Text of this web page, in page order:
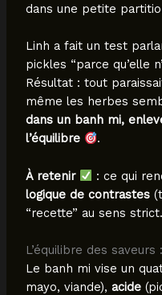
dans une petite
Linh a fait un test
pickles “parce qu’elle
Résultat : tout
même les herbes
dans un banh mi,
l’équilibre
.
À retenir : ce qui
logique de contrastes
“recette” au sens strict.
L’équilibre des
Le banh mi vise un
mayo, viande), acide